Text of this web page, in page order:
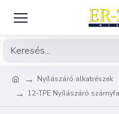
Nyílászáró alkatrészek
12-TPE Nyílászáró